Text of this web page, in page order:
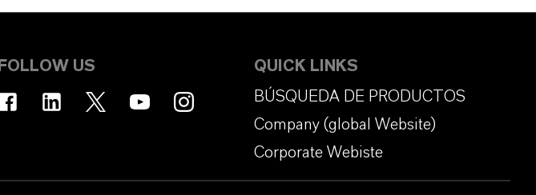
FOLLOW US
QUICK LINKS
BÚSQUEDA DE PRODUCTOS
Company (global Website)
Corporate Webiste